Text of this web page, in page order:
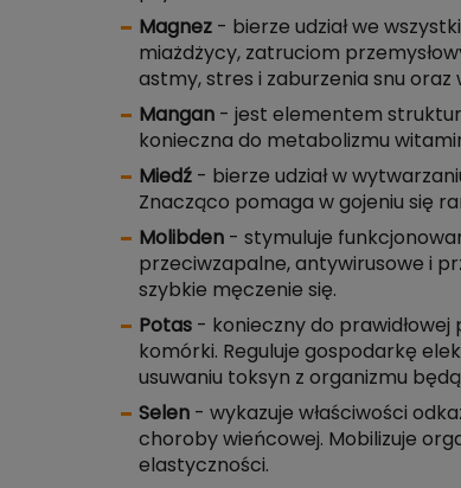
Magnez - bierze udział we
miażdżycy, zatruciom
astmy, stres i zaburzenia snu
Mangan - jest elementem
konieczna do metabolizmu
Miedź - bierze udział w
Znacząco pomaga w gojeniu się
Molibden - stymuluje
przeciwzapalne, antywirusowe i
szybkie męczenie się.
Potas - konieczny do prawidłowej
komórki. Reguluje gospodarkę
usuwaniu toksyn z organizmu
Selen - wykazuje właściwości
choroby wieńcowej. Mobilizuje
elastyczności.